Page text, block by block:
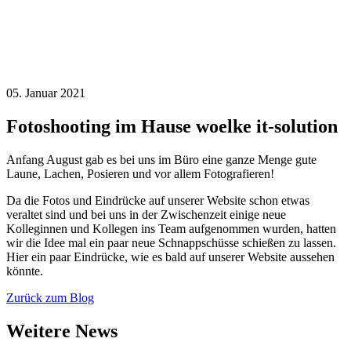
05. Januar 2021
Fotoshooting im Hause woelke it-solution
Anfang August gab es bei uns im Büro eine ganze Menge gute
Laune, Lachen, Posieren und vor allem Fotografieren!
Da die Fotos und Eindrücke auf unserer Website schon etwas
veraltet sind und bei uns in der Zwischenzeit einige neue
Kolleginnen und Kollegen ins Team aufgenommen wurden, hatten
wir die Idee mal ein paar neue Schnappschüsse schießen zu lassen.
Hier ein paar Eindrücke, wie es bald auf unserer Website aussehen
könnte.
Zurück zum Blog
Weitere News